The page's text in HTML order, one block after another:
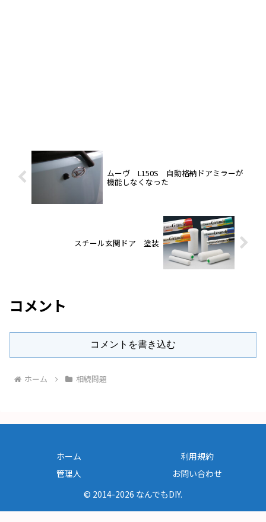
ムーヴ L150S 自動格納ドアミラーが
機能しなくなった
スチール玄関ドア 塗装
コメント
コメントを書き込む
ホーム 相続問題
ホーム
利用規約
管理人
お問い合わせ
© 2014-2026 なんでもDIY.